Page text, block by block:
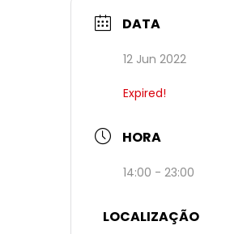
DATA
12 Jun 2022
Expired!
HORA
14:00 - 23:00
LOCALIZAÇÃO